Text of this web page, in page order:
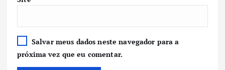
Salvar meus dados neste navegador para a
próxima vez que eu comentar.